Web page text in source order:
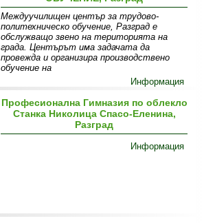
Междуучилищен център за трудово-
политехническо обучение, Разград е
обслужващо звено на територията на
града. Центърът има задачата да
провежда и организира производствено
обучение на
Информация
Професионална Гимназия по облекло
Станка Николица Спасо-Еленина,
Разград
Информация